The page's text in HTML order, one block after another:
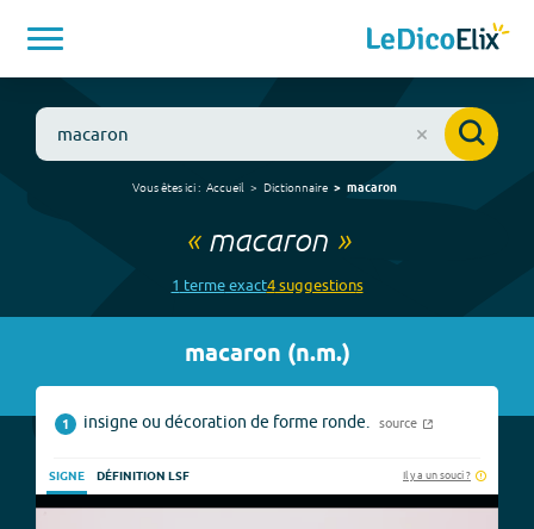
Vous êtes ici : Accueil Dictionnaire macaron
« macaron»
1 termeexact4suggestions
macaron (n.m.)
1 insigne ou décoration de forme ronde. source
SIGNE DÉFINITION LSF Il y a un souci ?